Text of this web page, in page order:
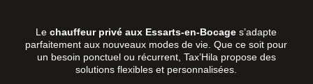
Lechauffeur privé aux Essarts-en-Bocage s’adapte
parfaitement aux nouveaux modes de vie. Que ce soit pour
un besoin ponctuel ou récurrent, Tax’Hila propose des
solutions flexibles et personnalisées.